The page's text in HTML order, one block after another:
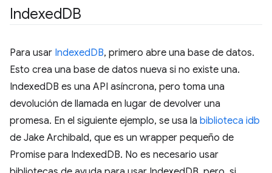
IndexedDB
Para usar IndexedDB, primero abre una base de datos.
Esto crea una base de datos nueva si no existe una.
IndexedDB es una API asíncrona, pero toma una
devolución de llamada en lugar de devolver una
promesa. En el siguiente ejemplo, se usa la biblioteca idb
de Jake Archibald, que es un wrapper pequeño de
Promise para IndexedDB. No es necesario usar